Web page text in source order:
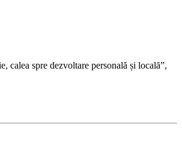
calea spre dezvoltare personală și locală”,